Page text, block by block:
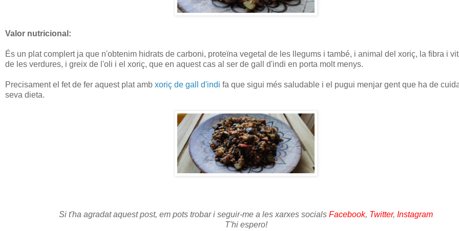
Valor nutricional:
És un plat complert ja que n'obtenim hidrats de carboni, proteïna vegetal de les llegums i també, i animal del xoriç, la fibra i
de les verdures, i greix de l'oli i el xoriç, que en aquest cas al ser de gall d'indi en porta molt menys.
Precisament el fet de fer aquest plat amb xoriç de gall d'indi fa que sigui més saludable i el pugui menjar gent que ha de
seva dieta.
Si t'ha agradat aquest post, em pots trobar i seguir-me a les xarxes socials Facebook, Twitter, Instagram
T'hi espero!